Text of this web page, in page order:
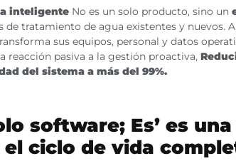
inteligente No es un solo producto, sino un
de tratamiento de agua existentes y nuevos.
sus equipos, personal y datos
reacción pasiva a la gestión proactiva,
del sistema a más del 99%.
software; Es’ es
ciclo de vida